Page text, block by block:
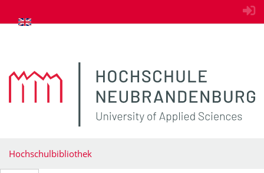
zum Inhalt springen
Hochschulbibliothek